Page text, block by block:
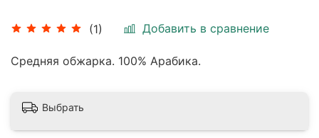
(1) Добавить в сравнение
Средняя обжарка. 100% Арабика.
Выбрать